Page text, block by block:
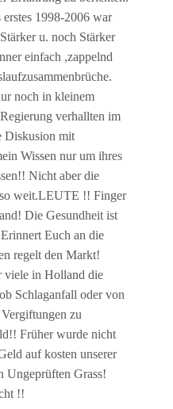
erstes 1998-2006 war
u. noch Stärker
einfach ,zappelnd
noch in kleinem
verhallten im
Diskusion mit
Wissen nur um ihres
Nicht aber die
weit.LEUTE !! Finger
Die Gesundheit ist
Euch an die
regelt den Markt!
viele in Holland die
Schlaganfall oder von
zu
Früher wurde nicht
auf kosten unserer
Ungeprüften Grass!
!!